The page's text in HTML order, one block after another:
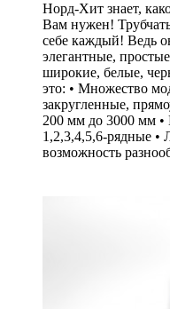
Норд-Хит знает,
Вам нужен!
себе каждый! Ведь
элегантные,
широкие, белые,
это: • Множество
закругленные,
200 мм до 3000 мм •
1,2,3,4,5,6-рядные •
возможность